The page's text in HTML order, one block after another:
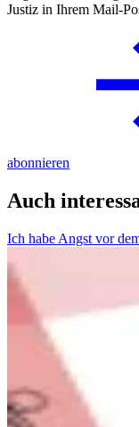
Justiz in Ihrem Mail-
abonnieren
Auch
Ich habe Angst vor